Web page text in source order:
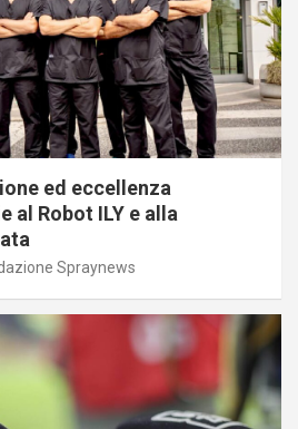
ed eccellenza
al Robot ILY e alla
Spraynews